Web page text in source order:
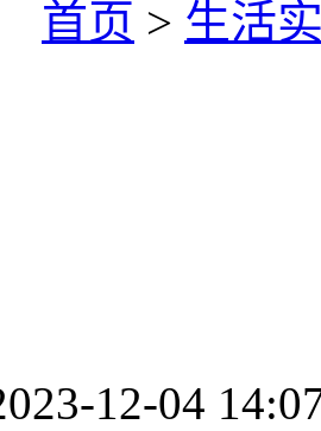
首页 > 生活
12-04